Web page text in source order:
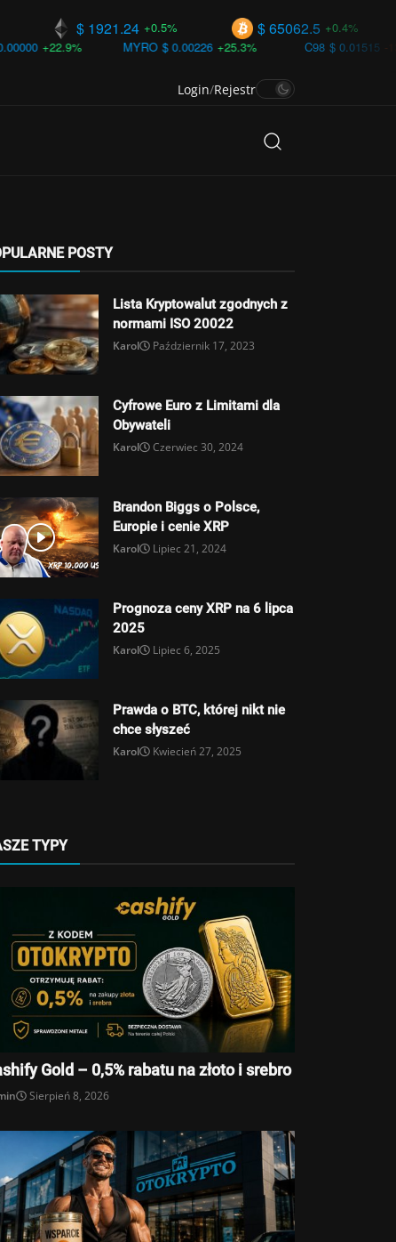
$ 65062.5 +0.4%
$ 1921.24 +0.5%
MYRO $ 0.00226 +25.3% C98 $ 0.01515 -13.6%
Login/Rejestr
POSTY
Lista Kryptowalut zgodnych z
normami ISO 20022
Karol Październik 17, 2023
Cyfrowe Euro z Limitami dla
Obywateli
Karol Czerwiec 30, 2024
Brandon Biggs o Polsce,
Europie i cenie XRP
Karol Lipiec 21, 2024
Prognoza ceny XRP na 6 lipca
2025
Karol Lipiec 6, 2025
Prawda o BTC, której nikt nie
chce słyszeć
Karol Kwiecień 27, 2025
TYPY
Gold – 0,5% rabatu na złoto i srebro
Sierpień 8, 2026